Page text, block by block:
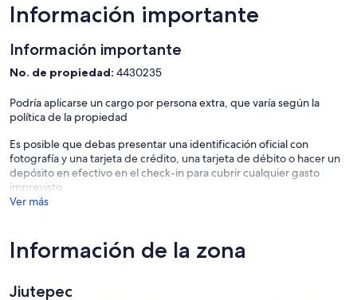
Información importante
Información importante
No. de propiedad: 4430235
Podría aplicarse un cargo por persona extra, que varía según la
política de la propiedad
Es posible que debas presentar una identificación oficial con
fotografía y una tarjeta de crédito, una tarjeta de débito o hacer un
depósito en efectivo en el check-in para cubrir cualquier gasto
imprevisto
Ver más
Información de la zona
Jiutepec